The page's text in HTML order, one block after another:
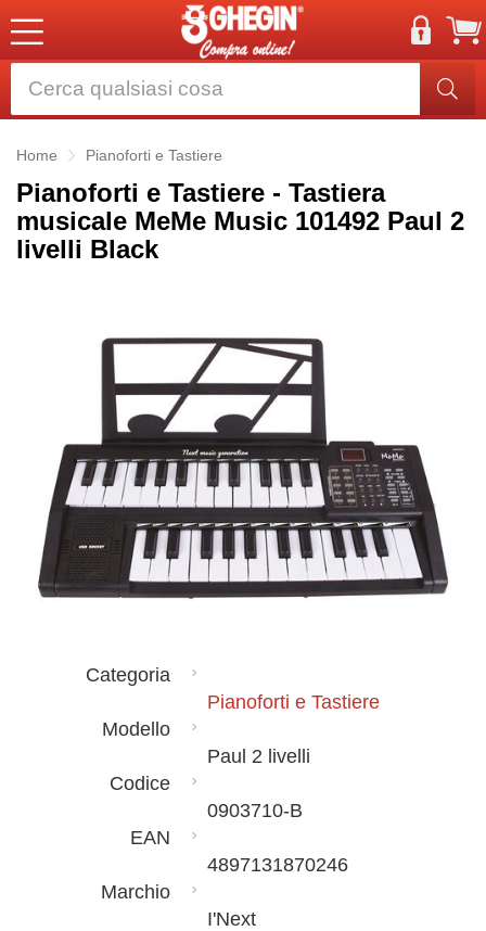
Home Pianoforti e Tastiere
Pianoforti e Tastiere - Tastiera
musicale MeMe Music 101492 Paul 2
livelli Black
Categoria
Pianoforti e Tastiere
Modello
Paul 2 livelli
Codice
0903710-B
EAN
4897131870246
Marchio
I'Next